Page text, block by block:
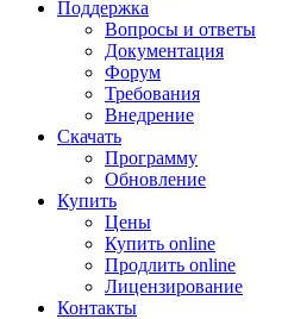
Поддержка
Вопросы и ответы
Документация
Форум
Требования
Внедрение
Скачать
Программу
Обновление
Купить
Цены
Купить online
Продлить online
Лицензирование
Контакты